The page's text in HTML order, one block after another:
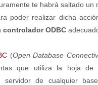
te habrá saltado un
poder realizar dicha
controlador ODBC
(Open Database
que utiliza la hoja de
de cualquier